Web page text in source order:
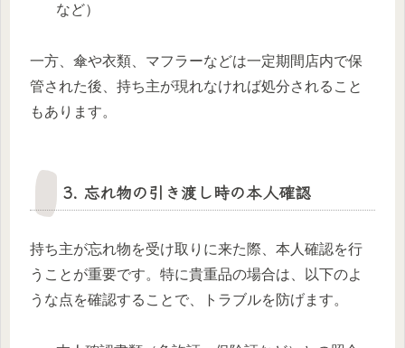
など）
一方、傘や衣類、マフラーなどは一定期間店内で保
管された後、持ち主が現れなければ処分されること
もあります。
3. 忘れ物の引き渡し時の本人確認
持ち主が忘れ物を受け取りに来た際、本人確認を行
うことが重要です。特に貴重品の場合は、以下のよ
うな点を確認することで、トラブルを防げます。